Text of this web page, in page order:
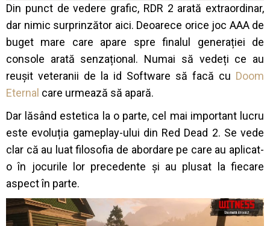
Din punct de vedere grafic, RDR 2 arată extraordinar,
dar nimic surprinzător aici. Deoarece orice joc AAA de
buget mare care apare spre finalul generației de
console arată senzațional. Numai să vedeți ce au
reușit veteranii de la id Software să facă cu Doom
Eternal care urmează să apară.
Dar lăsând estetica la o parte, cel mai important lucru
este evoluția gameplay-ului din Red Dead 2. Se vede
clar că au luat filosofia de abordare pe care au aplicat-
o în jocurile lor precedente și au plusat la fiecare
aspect în parte.